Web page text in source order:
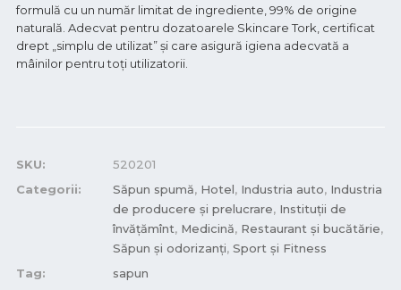
formulă cu un număr limitat de ingrediente, 99% de origine
naturală. Adecvat pentru dozatoarele Skincare Tork, certificat
drept „simplu de utilizat” și care asigură igiena adecvată a
mâinilor pentru toți utilizatorii.
SKU:
520201
Categorii:
Săpun spumă, Hotel, Industria auto, Industria
de producere și prelucrare, Instituții de
învățămînt, Medicină, Restaurant și bucătărie,
Săpun și odorizanți, Sport și Fitness
Tag:
sapun